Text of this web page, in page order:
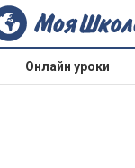
Онлайн уроки